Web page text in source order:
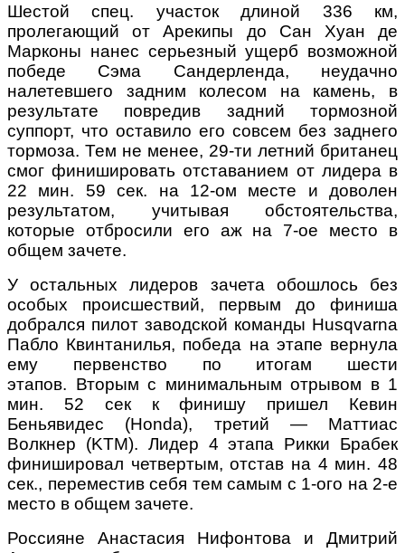
Шестой спец. участок длиной 336 км,
пролегающий от Арекипы до Сан Хуан де
Марконы нанес серьезный ущерб возможной
победе Сэма Сандерленда, неудачно
налетевшего задним колесом на камень, в
результате повредив задний тормозной
суппорт, что оставило его совсем без заднего
тормоза. Тем не менее, 29-ти летний британец
смог финишировать отставанием от лидера в
22 мин. 59 сек. на 12-ом месте и доволен
результатом, учитывая обстоятельства,
которые отбросили его аж на 7-ое место в
общем зачете.
У остальных лидеров зачета обошлось без
особых происшествий, первым до финиша
добрался пилот заводской команды Husqvarna
Пабло Квинтанилья, победа на этапе вернула
ему первенство по итогам шести
этапов. Вторым с минимальным отрывом в 1
мин. 52 сек к финишу пришел Кевин
Беньявидес (Honda), третий — Маттиас
Волкнер (KTM). Лидер 4 этапа Рикки Брабек
финишировал четвертым, отстав на 4 мин. 48
сек., переместив себя тем самым с 1-ого на 2-е
место в общем зачете.
Россияне Анастасия Нифонтова и Дмитрий